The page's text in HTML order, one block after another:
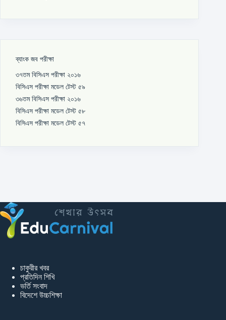
ব্যাংক জব পরীক্ষা
৩৭তম বিসিএস পরীক্ষা ২০১৬
বিসিএস পরীক্ষা মডেল টেস্ট ৫৯
৩৬তম বিসিএস পরীক্ষা ২০১৬
বিসিএস পরীক্ষা মডেল টেস্ট ৫৮
বিসিএস পরীক্ষা মডেল টেস্ট ৫৭
চাকুরীর খবর
প্রতিদিন শিখি
ভর্তি সংবাদ
বিদেশে উচ্চশিক্ষা